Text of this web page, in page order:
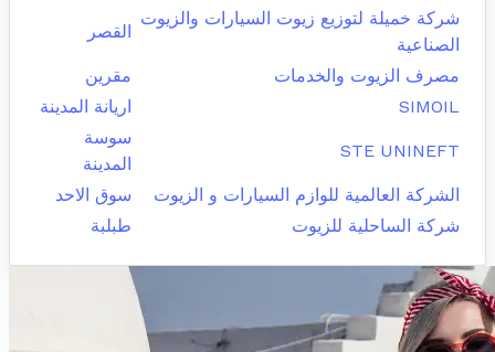
شركة خميلة لتوزيع زيوت السيارات والزيوت
الصناعية
القصر
مصرف الزيوت والخدمات
مقرين
SIMOIL
اريانة المدينة
STE UNINEFT
سوسة
المدينة
الشركة العالمية للوازم السيارات و الزيوت
سوق الاحد
شركة الساحلية للزيوت
طبلبة